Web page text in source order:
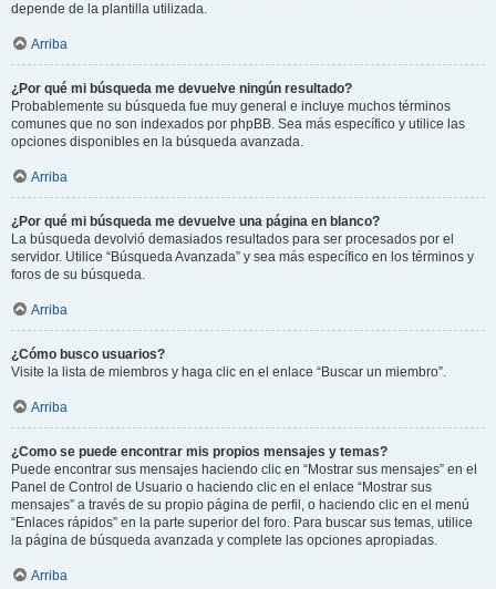
depende de la plantilla utilizada.
Arriba
¿Por qué mi búsqueda me devuelve ningún resultado?
Probablemente su búsqueda fue muy general e incluye muchos términos
comunes que no son indexados por phpBB. Sea más específico y utilice las
opciones disponibles en la búsqueda avanzada.
Arriba
¿Por qué mi búsqueda me devuelve una página en blanco?
La búsqueda devolvió demasiados resultados para ser procesados por el
servidor. Utilice “Búsqueda Avanzada” y sea más específico en los términos y
foros de su búsqueda.
Arriba
¿Cómo busco usuarios?
Visite la lista de miembros y haga clic en el enlace “Buscar un miembro”.
Arriba
¿Como se puede encontrar mis propios mensajes y temas?
Puede encontrar sus mensajes haciendo clic en “Mostrar sus mensajes” en el
Panel de Control de Usuario o haciendo clic en el enlace “Mostrar sus
mensajes” a través de su propio página de perfil, o haciendo clic en el menú
“Enlaces rápidos” en la parte superior del foro. Para buscar sus temas, utilice
la página de búsqueda avanzada y complete las opciones apropiadas.
Arriba